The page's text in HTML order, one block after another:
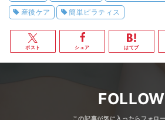
産後ケア
簡単ピラティス
ポスト シェア はてブ
FOLLOW